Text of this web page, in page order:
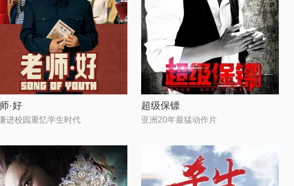
·好
进校园重忆学生时代
超级保镖
亚洲20年最猛动作片